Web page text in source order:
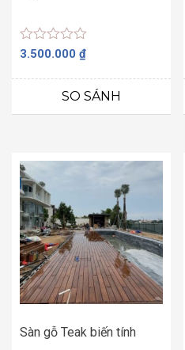
Được
hạng
sao
3.500.000 ₫
SO SÁNH
Sàn gỗ Teak biến tính